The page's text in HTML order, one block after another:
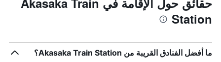
Station
ما أفضل الفنادق القريبة من Akasaka Train Station؟